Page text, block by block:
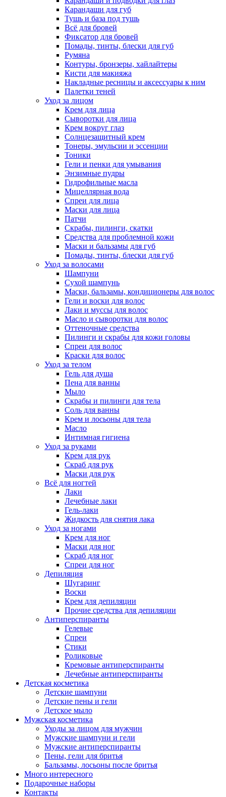
Карандаши для губ
Тушь и база под тушь
Всё для бровей
Фиксатор для бровей
Помады, тинты, блески для губ
Румяна
Контуры, бронзеры, хайлайтеры
Кисти для макияжа
Накладные ресницы и аксессуары к ним
Палетки теней
Уход за лицом
Крем для лица
Сыворотки для лица
Крем вокруг глаз
Солнцезащитный крем
Тонеры, эмульсии и эссенции
Тоники
Гели и пенки для умывания
Энзимные пудры
Гидрофильные масла
Мицеллярная вода
Спреи для лица
Маски для лица
Патчи
Скрабы, пилинги, скатки
Средства для проблемной кожи
Маски и бальзамы для губ
Помады, тинты, блески для губ
Уход за волосами
Шампуни
Сухой шампунь
Маски, бальзамы, кондиционеры для волос
Гели и воски для волос
Лаки и муссы для волос
Масло и сыворотки для волос
Оттеночные средства
Пилинги и скрабы для кожи головы
Спреи для волос
Краски для волос
Уход за телом
Гель для душа
Пена для ванны
Мыло
Скрабы и пилинги для тела
Соль для ванны
Крем и лосьоны для тела
Масло
Интимная гигиена
Уход за руками
Крем для рук
Скраб для рук
Маски для рук
Всё для ногтей
Лаки
Лечебные лаки
Гель-лаки
Жидкость для снятия лака
Уход за ногами
Крем для ног
Маски для ног
Скраб для ног
Спреи для ног
Депиляция
Шугаринг
Воски
Крем для депиляции
Прочие средства для депиляции
Антиперспиранты
Гелевые
Спреи
Стики
Роликовые
Кремовые антиперспиранты
Лечебные антиперспиранты
Детская косметика
Детские шампуни
Детские пены и гели
Детское мыло
Мужская косметика
Уходы за лицом для мужчин
Мужские шампуни и гели
Мужские антиперспиранты
Пены, гели для бритья
Бальзамы, лосьоны после бритья
Много интересного
Подарочные наборы
Контакты